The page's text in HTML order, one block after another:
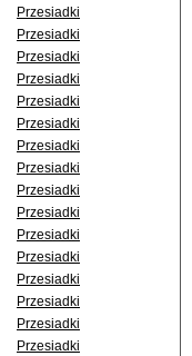
Przesiadki
Przesiadki
Przesiadki
Przesiadki
Przesiadki
Przesiadki
Przesiadki
Przesiadki
Przesiadki
Przesiadki
Przesiadki
Przesiadki
Przesiadki
Przesiadki
Przesiadki
Przesiadki